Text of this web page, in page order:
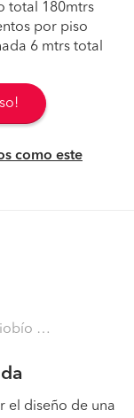
total 180mtrs
por piso
6 mtrs total
como este
el diseño de una